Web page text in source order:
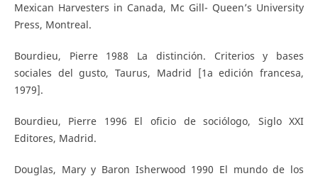
Mexican Harvesters in Canada, Mc Gill- Queen’s University
Press, Montreal.
Bourdieu, Pierre 1988 La distinción. Criterios y bases
sociales del gusto, Taurus, Madrid [1a edición francesa,
1979].
Bourdieu, Pierre 1996 El oficio de sociólogo, Siglo XXI
Editores, Madrid.
Douglas, Mary y Baron Isherwood 1990 El mundo de los